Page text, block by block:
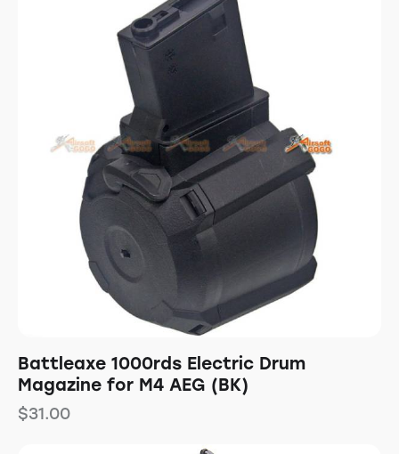
Battleaxe 1000rds Electric Drum
Magazine for M4 AEG (BK)
$31.00